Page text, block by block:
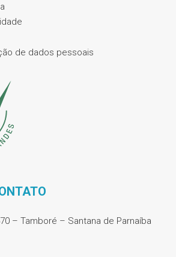
de dados pessoais
– Tamboré – Santana de Parnaíba